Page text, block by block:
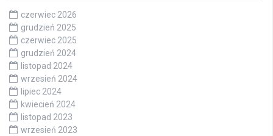
czerwiec 2026
grudzień 2025
czerwiec 2025
grudzień 2024
listopad 2024
wrzesień 2024
lipiec 2024
kwiecień 2024
listopad 2023
wrzesień 2023